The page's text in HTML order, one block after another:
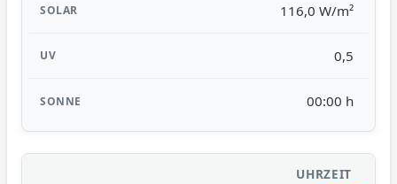
116,0 W/m²
0,5
00:00 h